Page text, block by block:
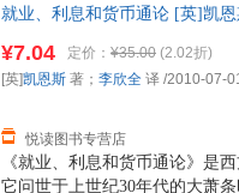
就业、利息和货币通论 [英]凯
《就业、利息和货币通论》是
它问世于上世纪30年代的大萧
¥7.04 定价： ¥35.00 (2.02折)
悦读图书专营店
[英]凯恩斯 著； 李欣全 译 /2010-07-